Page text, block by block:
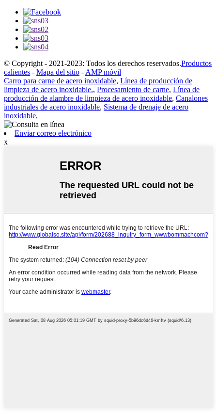
© Copyright - 2021-2023: Todos los derechos reservados.Productos
calientes - Mapa del sitio - AMP móvil
Carro para carne de acero inoxidable, Línea de producción de
limpieza de acero inoxidable., Procesamiento de carne, Línea de
producción de alambre de limpieza de acero inoxidable, Canalones
industriales de acero inoxidable, Sistema de drenaje de acero
inoxidable,
Enviar correo electrónico
x